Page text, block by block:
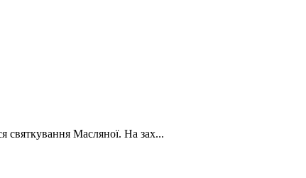
святкування Масляної. На зах...